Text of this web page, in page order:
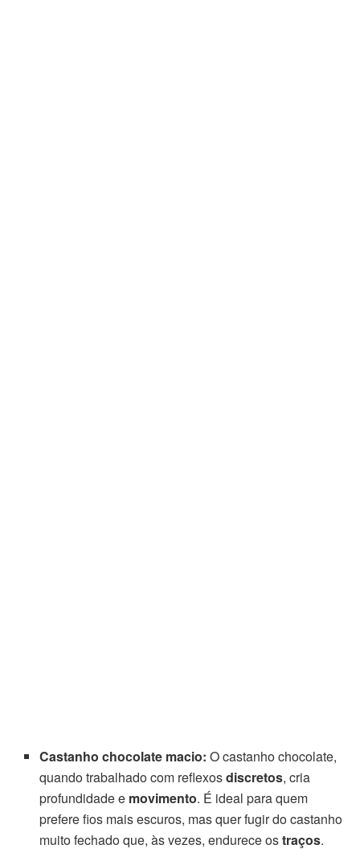
Castanho chocolate macio:O castanho chocolate,
quando trabalhado com reflexosdiscretos, cria
profundidade e movimento. É ideal para quem
prefere fios mais escuros, mas quer fugir do castanho
muito fechado que, às vezes, endurece ostraços.